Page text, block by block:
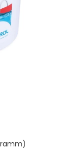
5 Sternen